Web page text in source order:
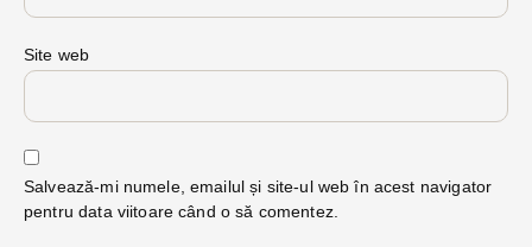
Site web
Salvează-mi numele, emailul și site-ul web în acest navigator
pentru data viitoare când o să comentez.